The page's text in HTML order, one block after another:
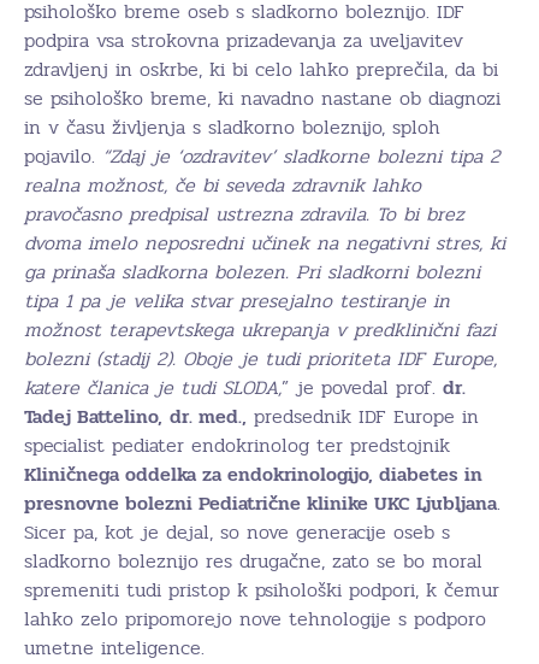
psihološko breme oseb s sladkorno boleznijo. IDF
podpira vsa strokovna prizadevanja za uveljavitev
zdravljenj in oskrbe, ki bi celo lahko preprečila, da bi
se psihološko breme, ki navadno nastane ob diagnozi
in v času življenja s sladkorno boleznijo, sploh
pojavilo. “Zdaj je ‘ozdravitev’ sladkorne bolezni tipa 2
realna možnost, če bi seveda zdravnik lahko
pravočasno predpisal ustrezna zdravila. To bi brez
dvoma imelo neposredni učinek na negativni stres, ki
ga prinaša sladkorna bolezen. Pri sladkorni bolezni
tipa 1 pa je velika stvar presejalno testiranje in
možnost terapevtskega ukrepanja v predklinični fazi
bolezni (stadij 2). Oboje je tudi prioriteta IDF Europe,
katere članica je tudi SLODA,” je povedal prof. dr.
Tadej Battelino, dr. med., predsednik IDF Europe in
specialist pediater endokrinolog ter predstojnik
Kliničnega oddelka za endokrinologijo, diabetes in
presnovne bolezni Pediatrične klinike UKC Ljubljana.
Sicer pa, kot je dejal, so nove generacije oseb s
sladkorno boleznijo res drugačne, zato se bo moral
spremeniti tudi pristop k psihološki podpori, k čemur
lahko zelo pripomorejo nove tehnologije s podporo
umetne inteligence.